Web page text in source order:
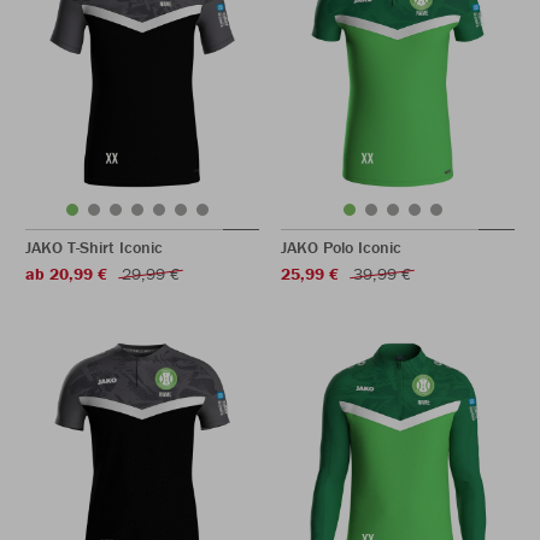
JAKO T-Shirt Iconic
ab 20,99 €
29,99 €
JAKO Polo Iconic
25,99 €
39,99 €